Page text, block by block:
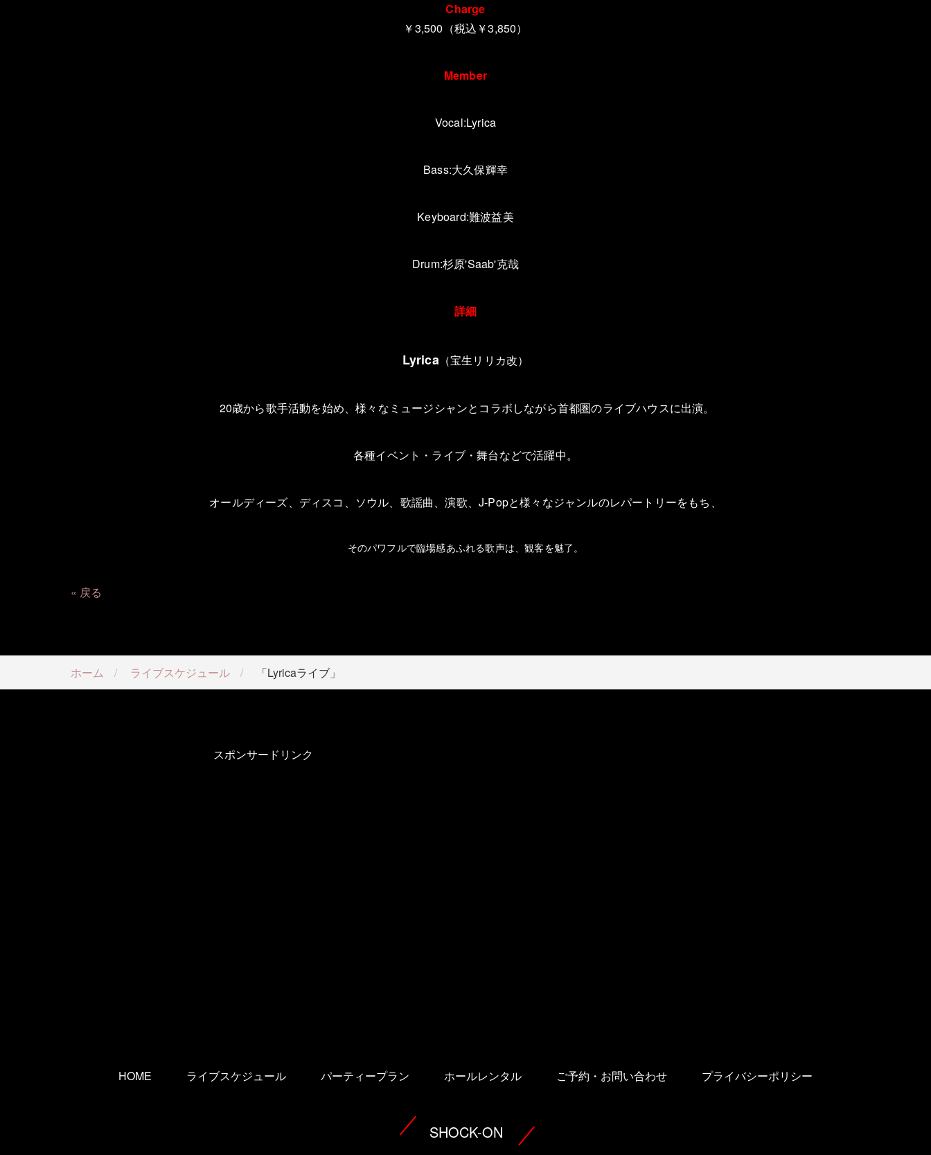
Charge
￥3,500（税込￥3,850）
Member
Vocal:Lyrica
Bass:大久保輝幸
Keyboard:難波益美
Drum:杉原'Saab'克哉
詳細
Lyrica（宝生リリカ改）
20歳から歌手活動を始め、様々なミュージシャンとコラボしながら首都圏のライブハウスに出演。
各種イベント・ライブ・舞台などで活躍中。
オールディーズ、ディスコ、ソウル、歌謡曲、演歌、 J-Popと様々なジャンルのレパートリーをもち、
そのパワフルで臨場感あふれる歌声は、観客を魅了。
戻る
ホーム ライブスケジュール 「Lyricaライブ」
スポンサードリンク
HOME ライブスケジュール パーティープラン ホールレンタル ご予約・お問い合わせ プライバシーポリシー
SHOCK-ON